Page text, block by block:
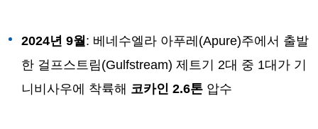
2024년 9월: 베네수엘라 아푸레(Apure)주에서 출발
한 걸프스트림(Gulfstream) 제트기 2대 중 1대가 기
니비사우에 착륙해 코카인 2.6톤 압수